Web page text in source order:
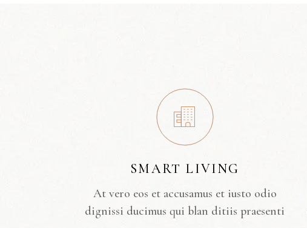
SMART LIVING
At vero eos et accusamus et iusto odio
dignissi ducimus qui blan ditiis praesenti